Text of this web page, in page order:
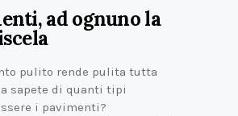
ad ognuno la
pulito rende pulita tutta
sapete di quanti tipi
i pavimenti?